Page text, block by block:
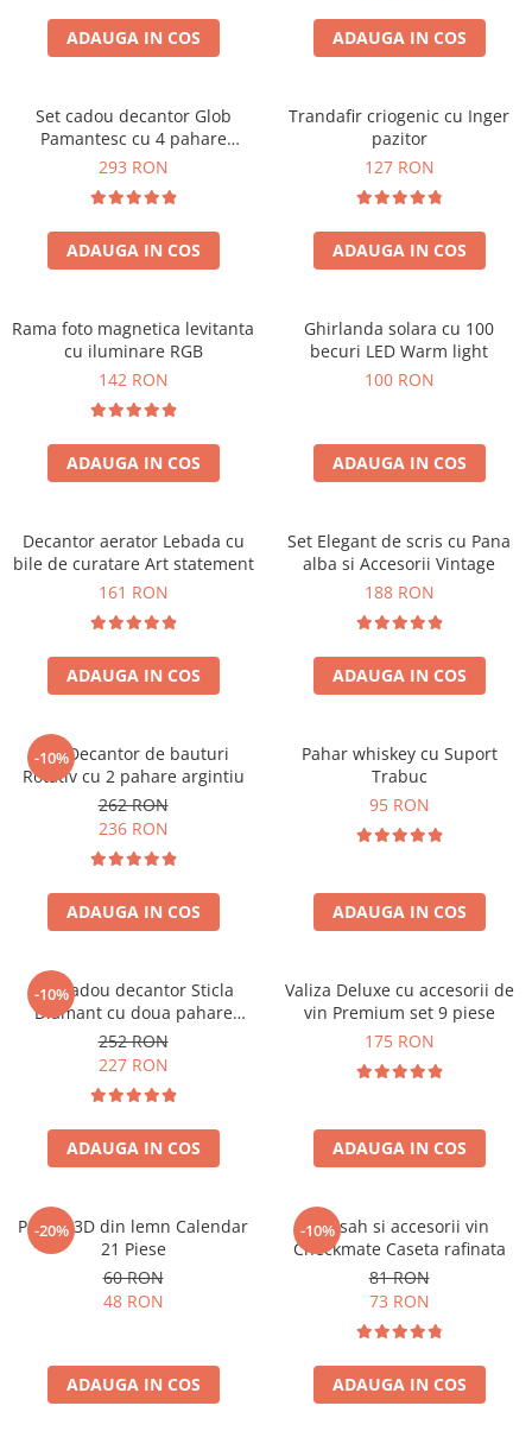
Cadouri Fete
Pentru Copilul din tine
Cadouri de Casa Noua
Cadouri Majorat
Cadouri pentru Nasi
Cadouri pentru Bunici
Cadouri pentru Prieteni
Cel ce are tot
Cadouri Nunta si Cununie civila
Cani si Termosuri
Jocuri si Puzzle
Seturi de caligrafie
Cadouri Sfantul Alexandru
Cadouri Constantin si Elena
Cadouri Sfanta Maria
Cadouri Sfintii Mihail si Gavriil
ADAUGA IN COS ADAUGA IN COS
Set cadou decantor Glob
Pamantesc cu 4 pahare
Deluxe
293 RON
ADAUGA IN COS
Trandafir criogenic cu Inger
pazitor
127 RON
ADAUGA IN COS
Rama foto magnetica levitanta
cu iluminare RGB
142 RON
ADAUGA IN COS
Ghirlanda solara cu 100
becuri LED Warm light
100 RON
ADAUGA IN COS
Decantor aerator Lebada cu
bile de curatare Art statement
161 RON
ADAUGA IN COS
Set Elegant de scris cu Pana
alba si Accesorii Vintage
188 RON
ADAUGA IN COS
-10%
Set Decantor de bauturi
Rotativ cu 2 pahare argintiu
262 RON
236 RON
ADAUGA IN COS
Pahar whiskey cu Suport
Trabuc
95 RON
ADAUGA IN COS
-10%
Set cadou decantor Sticla
Diamant cu doua pahare
Deluxe
252 RON
227 RON
ADAUGA IN COS
Valiza Deluxe cu accesorii de
vin Premium set 9 piese
175 RON
ADAUGA IN COS
-20%
Puzzle 3D din lemn Calendar
21 Piese
60 RON
48 RON
ADAUGA IN COS
-10%
Set sah si accesorii vin
Checkmate Caseta rafinata
81 RON
73 RON
ADAUGA IN COS